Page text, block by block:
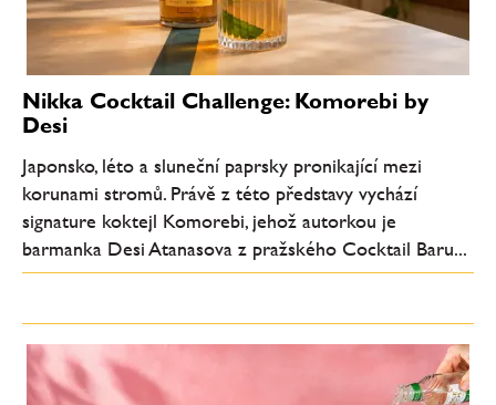
Nikka Cocktail Challenge: Komorebi by
Desi
Japonsko, léto a sluneční paprsky pronikající mezi
korunami stromů. Právě z této představy vychází
signature koktejl Komorebi, jehož autorkou je
barmanka Desi Atanasova z pražského Cocktail Baru...